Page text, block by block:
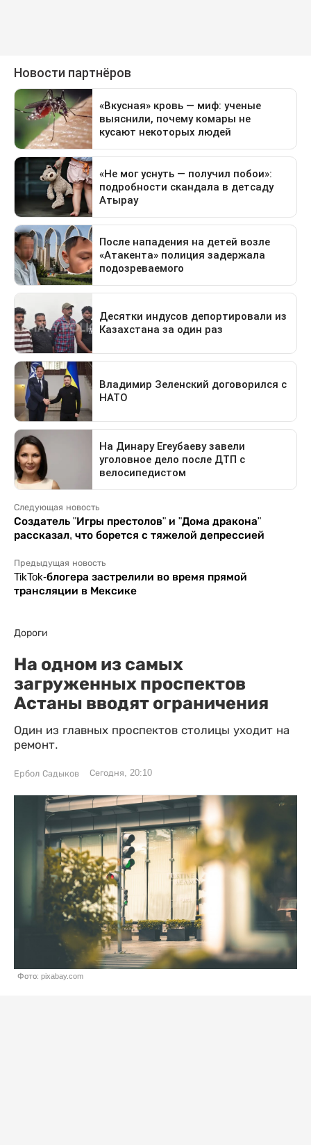
Следующая новость
Создатель "Игры престолов" и "Дома дракона"
рассказал, что борется с тяжелой депрессией
Предыдущая новость
TikTok-блогера застрелили во время прямой
трансляции в Мексике
Дороги
На одном из самых
загруженных проспектов
Астаны вводят ограничения
Один из главных проспектов столицы уходит на
ремонт.
Ербол Садыков Сегодня, 20:10
Фото: pixabay.com